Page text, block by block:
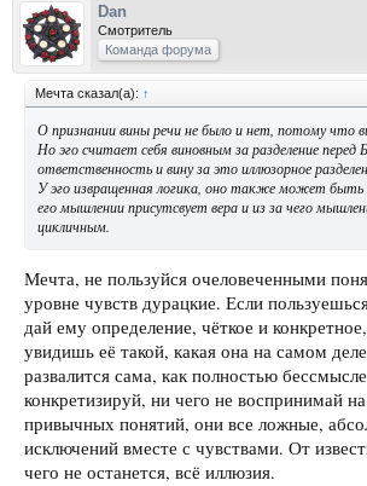
Dan
Смотритель
Команда форума
Мечта сказал(а): ↑
О признании вины речи не было и нет, потому что
Но эго считает себя виновным за разделение перед
ответственность и вину за это иллюзорное
У эго извращенная логика, оно также может быть
его мышлении присутсвует вера и из за чего
цикличным.
Мечта, не пользуйся очеловеченными
уровне чувств дурацкие. Если
дай ему определение, чёткое и
увидишь её такой, какая она на самом
развалится сама, как полностью
конкретизируй, ни чего не воспринимай
привычных понятий, они все ложные,
исключений вместе с чувствами. От
чего не останется, всё иллюзия.